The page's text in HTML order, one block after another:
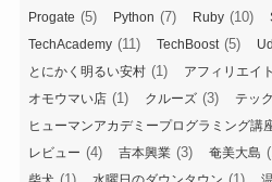
Progate (5) Python (7) Ruby (10)
TechAcademy (11) TechBoost(5)
とにかく明るい安村 (1) アフィリエイト
オモウマい店 (1) クルーズ (3) テッ
ヒューマンアカデミープログラミング講
レビュー (4) 吉本興業 (3) 奄美大島